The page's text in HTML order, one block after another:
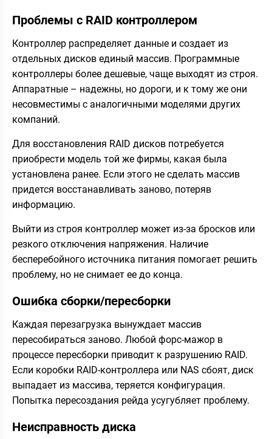
Проблемы c RAID контроллером
Контроллер распределяет данные и создает из
отдельных дисков единый массив. Программные
контроллеры более дешевые, чаще выходят из строя.
Аппаратные – надежны, но дороги, и к тому же они
несовместимы с аналогичными моделями других
компаний.
Для восстановления RAID дисков потребуется
приобрести модель той же фирмы, какая была
установлена ранее. Если этого не сделать массив
придется восстанавливать заново, потеряв
информацию.
Выйти из строя контроллер может из-за бросков или
резкого отключения напряжения. Наличие
бесперебойного источника питания помогает решить
проблему, но не снимает ее до конца.
Ошибка сборки/пересборки
Каждая перезагрузка вынуждает массив
пересобираться заново. Любой форс-мажор в
процессе пересборки приводит к разрушению RAID.
Если коробки RAID-контроллера или NAS сбоят, диск
выпадает из массива, теряется конфигурация.
Попытка пересоздания рейда усугубляет проблему.
Неисправность диска